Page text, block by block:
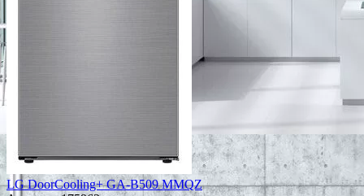
LG DoorCooling+ GA-B509 MMQZ